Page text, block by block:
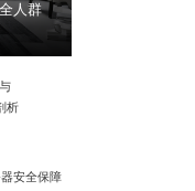
人群
析
安全保障